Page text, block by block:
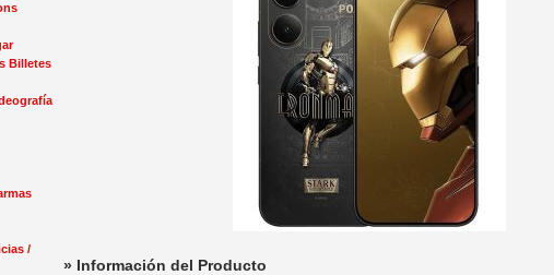
Billetes
/
» Información del Producto